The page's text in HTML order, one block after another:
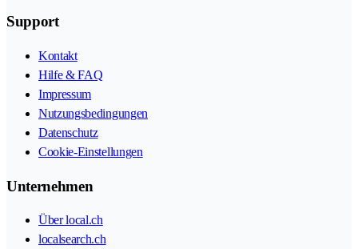
Support
Kontakt
Hilfe & FAQ
Impressum
Nutzungsbedingungen
Datenschutz
Cookie-Einstellungen
Unternehmen
Über local.ch
localsearch.ch